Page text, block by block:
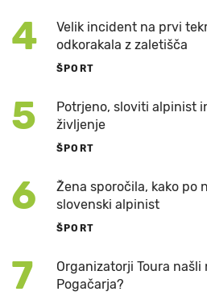
4
Velik incident na prvi
odkorakala z zaletišča
ŠPORT
5
Potrjeno, sloviti alpinist
življenje
ŠPORT
6
Žena sporočila, kako po
slovenski alpinist
ŠPORT
7
Organizatorji Toura
Pogačarja?